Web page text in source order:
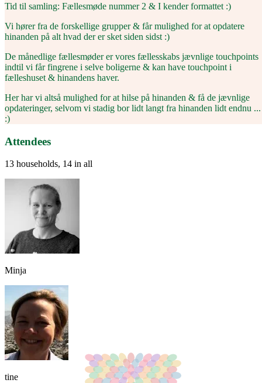
Tid til samling: Fællesmøde nummer 2 & I kender formattet :)
Vi hører fra de forskellige grupper & får mulighed for at opdatere
hinanden på alt hvad der er sket siden sidst :)
De månedlige fællesmøder er vores fællesskabs jævnlige touchpoints
indtil vi får fingrene i selve boligerne & kan have touchpoint i
fælleshuset & hinandens haver.
Her har vi altså mulighed for at hilse på hinanden & få de jævnlige
opdateringer, selvom vi stadig bor lidt langt fra hinanden lidt endnu ...
:)
Attendees
13 households, 14 in all
Minja
tine